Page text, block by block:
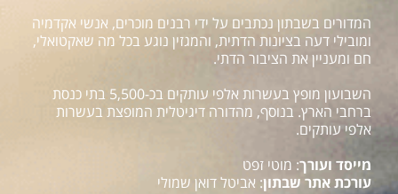
המדורים בשבתון נכתבים על ידי רבנים מוכרים, אנשי אקדמיה
ומובילי דעה בציונות הדתית, והמגזין נוגע בכל מה שאקטואלי,
חם ומעניין את הציבור הדתי.
השבועון מופץ בעשרות אלפי עותקים בכ-5,500 בתי כנסת
ברחבי הארץ. בנוסף, מהדורה דיגיטלית המופצת בעשרות
אלפי עותקים.
מייסד ועורך: מוטי זפט
עורכת אתר שבתון: אביטל דואן שמולי